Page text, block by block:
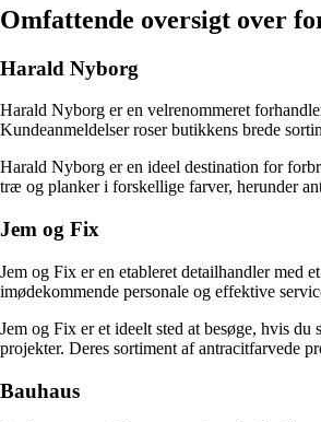
Omfattende oversigt over
Harald Nyborg
Harald Nyborg er en velrenommeret
Kundeanmeldelser roser butikkens brede
Harald Nyborg er en ideel destination for
træ og planker i forskellige farver, herunder
Jem og Fix
Jem og Fix er en etableret detailhandler med
imødekommende personale og effektive
Jem og Fix er et ideelt sted at besøge, hvis
projekter. Deres sortiment af antracitfarvede
Bauhaus